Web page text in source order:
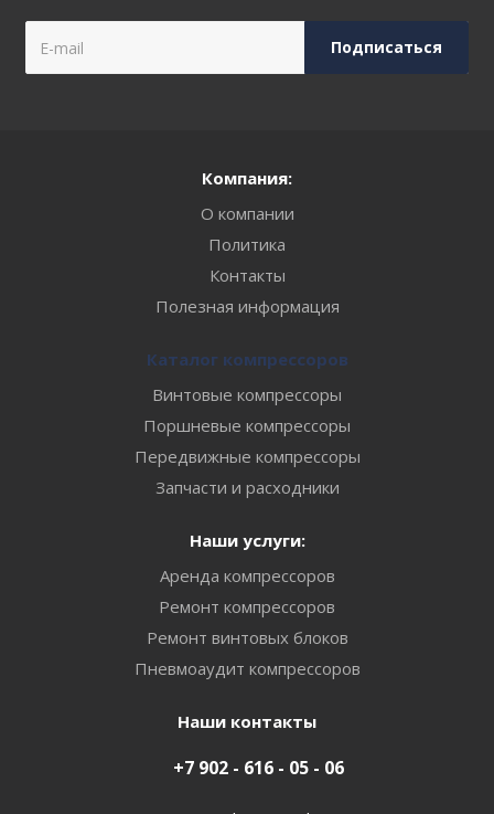
Компания:
О компании
Политика
Контакты
Полезная информация
Каталог компрессоров
Винтовые компрессоры
Поршневые компрессоры
Передвижные компрессоры
Запчасти и расходники
Наши услуги:
Аренда компрессоров
Ремонт компрессоров
Ремонт винтовых блоков
Пневмоаудит компрессоров
Наши контакты
+7 902 - 616 - 05 - 06